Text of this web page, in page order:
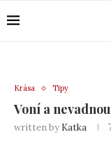
Krása Tipy
Voní a
written by Katka